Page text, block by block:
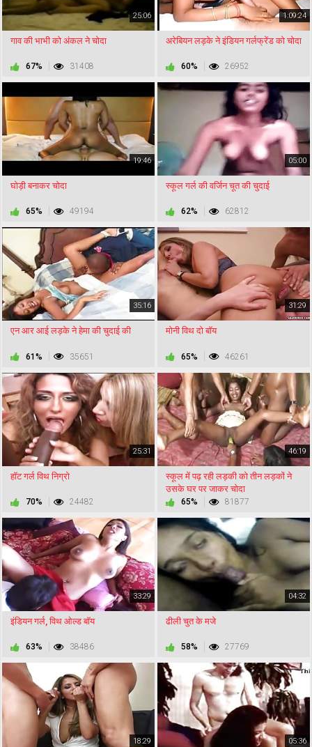
25:06
गाव की भाभी को अंकल ने चोदा
67% 31408
1:09:24
अरेबियन लड़के ने इंडियन गर्लफ्रेंड को चोदा
60% 26952
19:46
घोड़ी बनाकर चोदा
65% 49194
05:00
स्कूल गर्ल की वर्जिन चूत की चुदाई
62% 62812
35:16
एन आर आई लड़के ने हेमा की चुदाई की
61% 35651
31:29
मोनी विथ दो बॉय
65% 46261
25:31
हॉट गर्ल विथ निग्रो
70% 24482
46:19
स्कूल में पढ़ रही लड़की को तीन लड़कों ने
उसके घर पर जाकर चोदा
65% 81877
33:29
इंडियन गर्ल, विथ ओल्ड बॉय
63% 38486
04:32
ढीली चुत के मजे
58% 27769
18:29 05:36